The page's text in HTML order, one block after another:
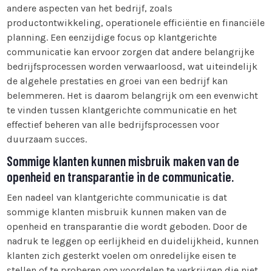
andere aspecten van het bedrijf, zoals
productontwikkeling, operationele efficiëntie en financiële
planning. Een eenzijdige focus op klantgerichte
communicatie kan ervoor zorgen dat andere belangrijke
bedrijfsprocessen worden verwaarloosd, wat uiteindelijk
de algehele prestaties en groei van een bedrijf kan
belemmeren. Het is daarom belangrijk om een evenwicht
te vinden tussen klantgerichte communicatie en het
effectief beheren van alle bedrijfsprocessen voor
duurzaam succes.
Sommige klanten kunnen misbruik maken van de
openheid en transparantie in de communicatie.
Een nadeel van klantgerichte communicatie is dat
sommige klanten misbruik kunnen maken van de
openheid en transparantie die wordt geboden. Door de
nadruk te leggen op eerlijkheid en duidelijkheid, kunnen
klanten zich gesterkt voelen om onredelijke eisen te